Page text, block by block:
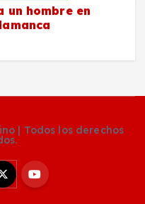
un hombre en
| Todos los derechos